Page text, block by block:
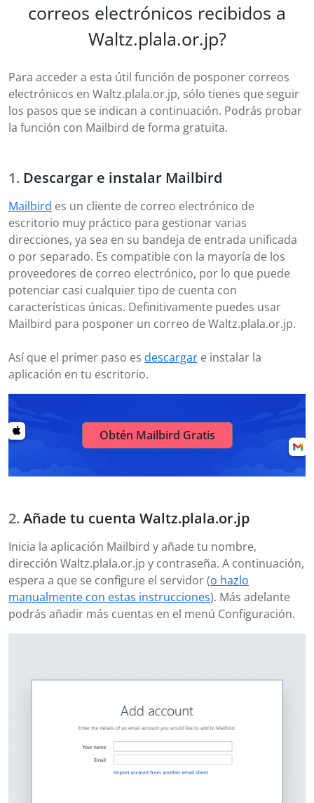
correos electrónicos recibidos a
Waltz.plala.or.jp?
Para acceder a esta útil función de posponer correos
electrónicos en Waltz.plala.or.jp, sólo tienes que seguir
los pasos que se indican a continuación. Podrás probar
la función con Mailbird de forma gratuita.
Descargar e instalar Mailbird
Mailbird es un cliente de correo electrónico de
escritorio muy práctico para gestionar varias
direcciones, ya sea en su bandeja de entrada unificada
o por separado. Es compatible con la mayoría de los
proveedores de correo electrónico, por lo que puede
potenciar casi cualquier tipo de cuenta con
características únicas. Definitivamente puedes usar
Mailbird para posponer un correo de Waltz.plala.or.jp.
Así que el primer paso es descargar e instalar la
aplicación en tu escritorio.
Obtén Mailbird Gratis
Añade tu cuenta Waltz.plala.or.jp
Inicia la aplicación Mailbird y añade tu nombre,
dirección Waltz.plala.or.jp y contraseña. A continuación,
espera a que se configure el servidor (o hazlo
manualmente con estas instrucciones). Más adelante
podrás añadir más cuentas en el menú Configuración.